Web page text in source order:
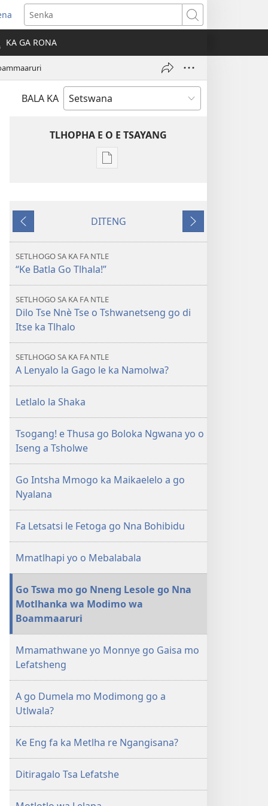
Senka
KA GA RONA
BALA KA
TLHOPHA E O E TSAYANG
Ditsela
dikgatiso
ileketeroniki
e
fetileng
DITENG
e
SETLHOGO SA KA FA NTLE
“Ke Batla Go Tlhala!”
SETLHOGO SA KA FA NTLE
Dilo Tse Nnè Tse o Tshwanetseng go di
Itse ka Tlhalo
SETLHOGO SA KA FA NTLE
A Lenyalo la Gago le ka Namolwa?
Letlalo la Shaka
Tsogang! e Thusa go Boloka Ngwana yo o
Iseng a Tsholwe
Go Intsha Mmogo ka Maikaelelo a go
Nyalana
Fa Letsatsi le Fetoga go Nna Bohibidu
Mmatlhapi yo o Mebalabala
Go Tswa mo go Nneng Lesole go Nna
Motlhanka wa Modimo wa
Boammaaruri
Mmamathwane yo Monnye go Gaisa mo
Lefatsheng
A go Dumela mo Modimong go a
Utlwala?
Ke Eng fa ka Metlha re Ngangisana?
Ditiragalo Tsa Lefatshe